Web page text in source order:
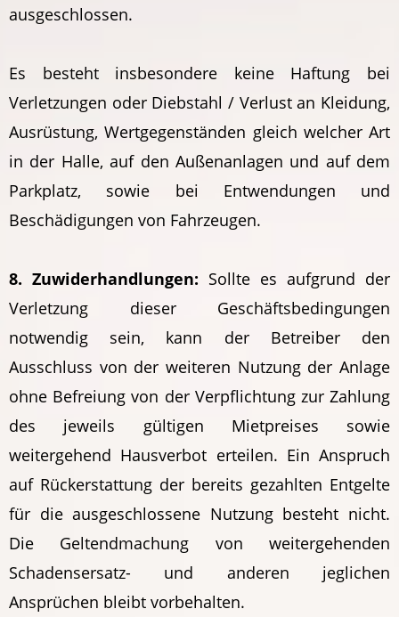
ausgeschlossen.
Es besteht insbesondere keine Haftung bei
Verletzungen oder Diebstahl / Verlust an Kleidung,
Ausrüstung, Wertgegenständen gleich welcher Art
in der Halle, auf den Außenanlagen und auf dem
Parkplatz, sowie bei Entwendungen und
Beschädigungen von Fahrzeugen.
8. Zuwiderhandlungen: Sollte es aufgrund der
Verletzung dieser Geschäftsbedingungen
notwendig sein, kann der Betreiber den
Ausschluss von der weiteren Nutzung der Anlage
ohne Befreiung von der Verpflichtung zur Zahlung
des jeweils gültigen Mietpreises sowie
weitergehend Hausverbot erteilen. Ein Anspruch
auf Rückerstattung der bereits gezahlten Entgelte
für die ausgeschlossene Nutzung besteht nicht.
Die Geltendmachung von weitergehenden
Schadensersatz- und anderen jeglichen
Ansprüchen bleibt vorbehalten.